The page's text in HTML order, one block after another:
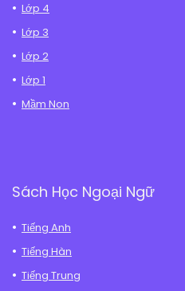
Lớp 4
Lớp 3
Lớp 2
Lớp 1
Mầm Non
Sách Học Ngoại Ngữ
Tiếng Anh
Tiếng Hàn
Tiếng Trung